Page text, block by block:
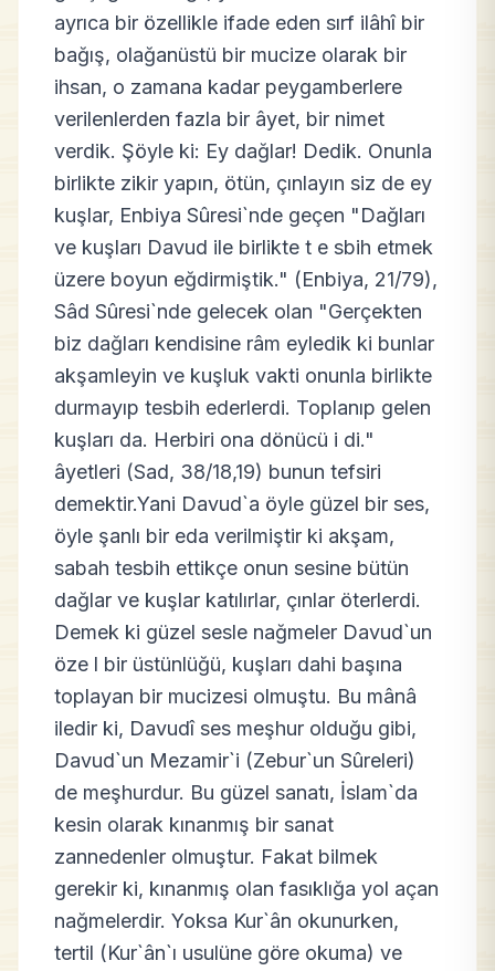
ayrıca bir özellikle ifade eden sırf ilâhî bir
bağış, olağanüstü bir mucize olarak bir
ihsan, o zamana kadar peygamberlere
verilenlerden fazla bir âyet, bir nimet
verdik. Şöyle ki: Ey dağlar! Dedik. Onunla
birlikte zikir yapın, ötün, çınlayın siz de ey
kuşlar, Enbiya Sûresi`nde geçen "Dağları
ve kuşları Davud ile birlikte t e sbih etmek
üzere boyun eğdirmiştik." (Enbiya, 21/79),
Sâd Sûresi`nde gelecek olan "Gerçekten
biz dağları kendisine râm eyledik ki bunlar
akşamleyin ve kuşluk vakti onunla birlikte
durmayıp tesbih ederlerdi. Toplanıp gelen
kuşları da. Herbiri ona dönücü i di."
âyetleri (Sad, 38/18,19) bunun tefsiri
demektir.Yani Davud`a öyle güzel bir ses,
öyle şanlı bir eda verilmiştir ki akşam,
sabah tesbih ettikçe onun sesine bütün
dağlar ve kuşlar katılırlar, çınlar öterlerdi.
Demek ki güzel sesle nağmeler Davud`un
öze l bir üstünlüğü, kuşları dahi başına
toplayan bir mucizesi olmuştu. Bu mânâ
iledir ki, Davudî ses meşhur olduğu gibi,
Davud`un Mezamir`i (Zebur`un Sûreleri)
de meşhurdur. Bu güzel sanatı, İslam`da
kesin olarak kınanmış bir sanat
zannedenler olmuştur. Fakat bilmek
gerekir ki, kınanmış olan fasıklığa yol açan
nağmelerdir. Yoksa Kur`ân okunurken,
tertil (Kur`ân`ı usulüne göre okuma) ve